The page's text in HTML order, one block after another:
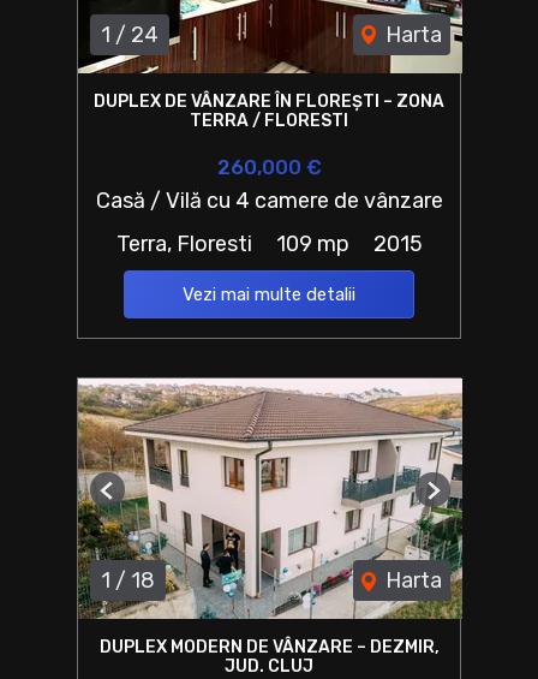
1 / 24 Harta
DUPLEX DE VÂNZARE ÎN FLOREȘTI – ZONA
TERRA / FLORESTI
260,000 €
Casă / Vilă cu 4 camere de vânzare
Terra, Floresti
109 mp 2015
Vezi mai multe detalii
1 / 18 Harta
Previous Next
DUPLEX MODERN DE VÂNZARE – DEZMIR,
JUD. CLUJ